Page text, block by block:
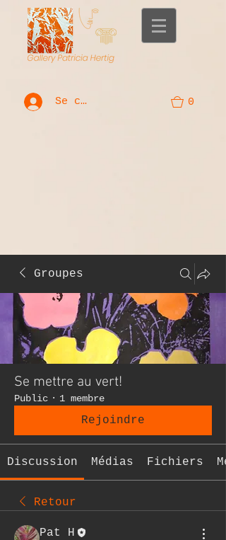
Se connecter 0
Groupes
Se mettre au vert!
Public · 1 membre
Rejoindre
Discussion Médias Fichiers
Retour
Pat H